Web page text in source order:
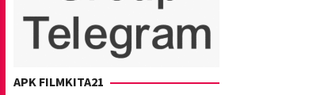
APK FILMKITA21